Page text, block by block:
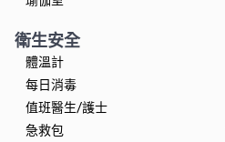
衛生安全
體溫計
每日消毒
值班醫生/護士
急救包